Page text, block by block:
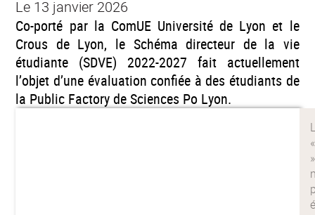
Le 13 janvier 2026
Co-porté par la ComUE Université de Lyon et le
Crous de Lyon, le Schéma directeur de la vie
étudiante (SDVE) 2022-2027 fait actuellement
l’objet d’une évaluation confiée à des étudiants de
la Public Factory de Sciences Po Lyon.